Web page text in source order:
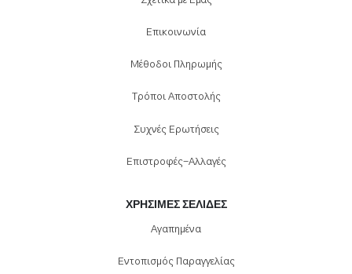
Επικοινωνία
Μέθοδοι Πληρωμής
Τρόποι Αποστολής
Συχνές Ερωτήσεις
Επιστροφές-Αλλαγές
ΧΡΉΣΙΜΕΣ ΣΕΛΊΔΕΣ
Αγαπημένα
Εντοπισμός Παραγγελίας